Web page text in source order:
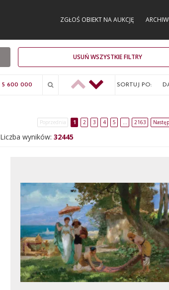
ZGŁOŚ OBIEKT NA AUKCJĘ
USUŃ WSZYSTKIE FILTRY
SORTUJ PO:
Poprzednia 1 2 3 4 5 … 2163
Liczba wyników: 32445